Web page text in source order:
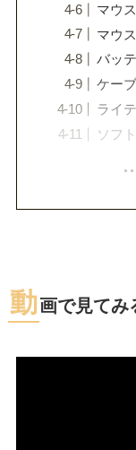
マウ
マウ
バッ
ケー
ライ
ソフ
動画で見てみ